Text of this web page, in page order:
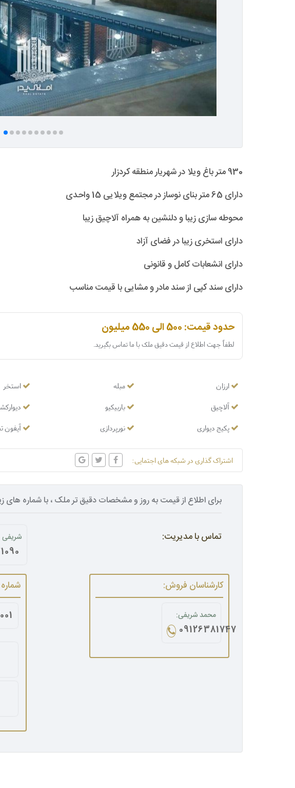
930 متر باغ ویلا در شهریار منطقه کردزار
دارای 65 متر بنای نوساز در مجتمع ویلایی 15 واحدی
محوطه سازی زیبا و دلنشین به همراه آلاچیق زیبا
دارای استخری زیبا در فضای آزاد
دارای انشعابات کامل و قانونی
دارای سند کپی از سند مادر و مشایی با قیمت مناسب
حدود قیمت: 500 الی 550 میلیون
لطفاً جهت اطلاع از قیمت دقیق ملک با ما تماس بگیرید.
ارزان مبله استخر
آلاچیق
باربیکیو
پکیج دیواری
نورپردازی آیفون
اشتراک گذاری در شبکه های اجتمایی:
برای اطلاع از قیمت به روز و مشخصات دقیق تر ملک ، با شماره های
تماس با مدیریت: شریفی
کارشناسان فروش:
محمد شریفی:
09126381747